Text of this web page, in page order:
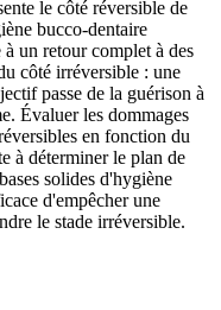
le côté réversible de
bucco-dentaire
un retour complet à des
côté irréversible : une
passe de la guérison à
Évaluer les dommages
en fonction du
à déterminer le plan de
solides d'hygiène
d'empêcher une
le stade irréversible.